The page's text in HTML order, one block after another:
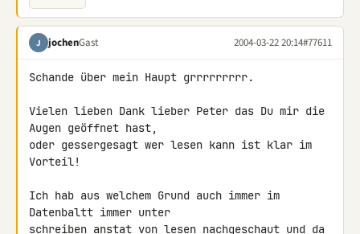
J jochenGast 2004-03-22 20:14#77611
Schande über mein Haupt grrrrrrrrr.
Vielen lieben Dank lieber Peter das Du mir die
Augen geöffnet hast,
oder gessergesagt wer lesen kann ist klar im
Vorteil!
Ich hab aus welchem Grund auch immer im
Datenbaltt immer unter
schreiben anstat von lesen nachgeschaut und da